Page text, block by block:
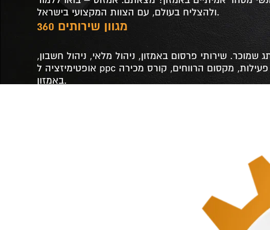
ולהצליח בעולם, עם הצוות המקצועי בישראל.
מגוון שירותים 360
שמוכר. שירותי פרסום באמזון, ניהול מלאי, ניהול חשבון,
אופטימיזציה ל ppc הרחבת פעילות, מקסום הרווחים, קורס מכירה
באמזון.